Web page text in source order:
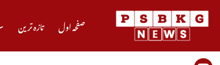
تازہ ترین صفحہ اول